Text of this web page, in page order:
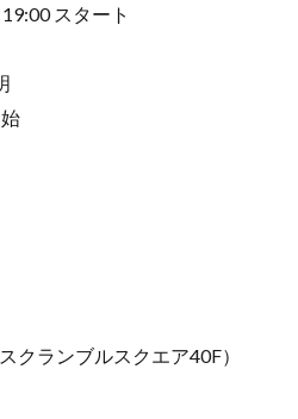
スタート
クランブルスクエア40F）